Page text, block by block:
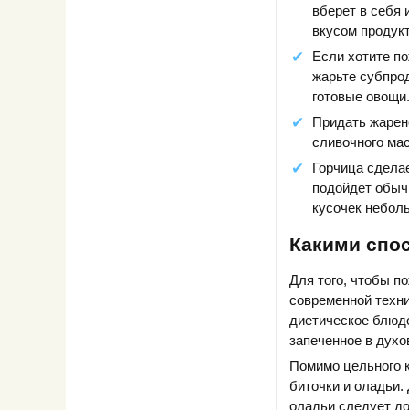
вберет в себя
вкусом
Если хотите
жарьте
готовые овощи.
Придать
сливочного
Горчица
подойдет
кусочек
Какими
Для того, чтобы
современной
диетическое
запеченное в
Помимо цельного
биточки и
оладьи следует